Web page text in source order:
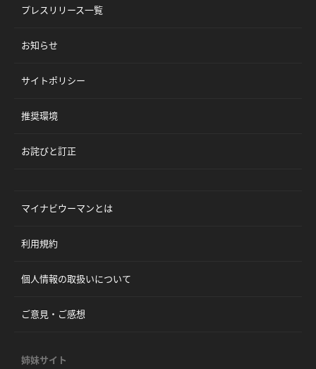
プレスリリース一覧
お知らせ
サイトポリシー
推奨環境
お詫びと訂正
マイナビウーマンとは
利用規約
個人情報の取扱いについて
ご意見・ご感想
姉妹サイト